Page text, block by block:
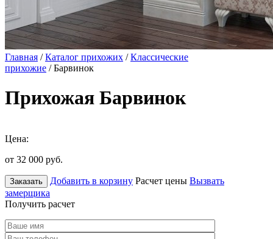
Главная /Каталог прихожих /Классические
прихожие / Барвинок
Прихожая Барвинок
Цена:
от 32 000 руб.
Заказать Добавить в корзину Расчет цены Вызвать
замерщика
Получить расчет